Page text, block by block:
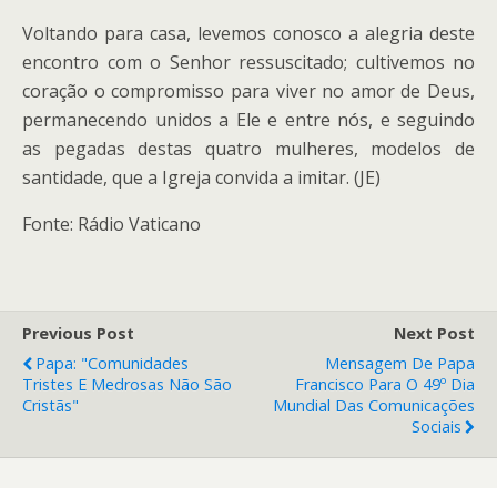
Voltando para casa, levemos conosco a alegria deste
encontro com o Senhor ressuscitado; cultivemos no
coração o compromisso para viver no amor de Deus,
permanecendo unidos a Ele e entre nós, e seguindo
as pegadas destas quatro mulheres, modelos de
santidade, que a Igreja convida a imitar. (JE)
Fonte: Rádio Vaticano
Previous Post
Papa: "Comunidades
Tristes E Medrosas Não São
Cristãs"
Next Post
Mensagem De Papa
Francisco Para O 49º Dia
Mundial Das Comunicações
Sociais